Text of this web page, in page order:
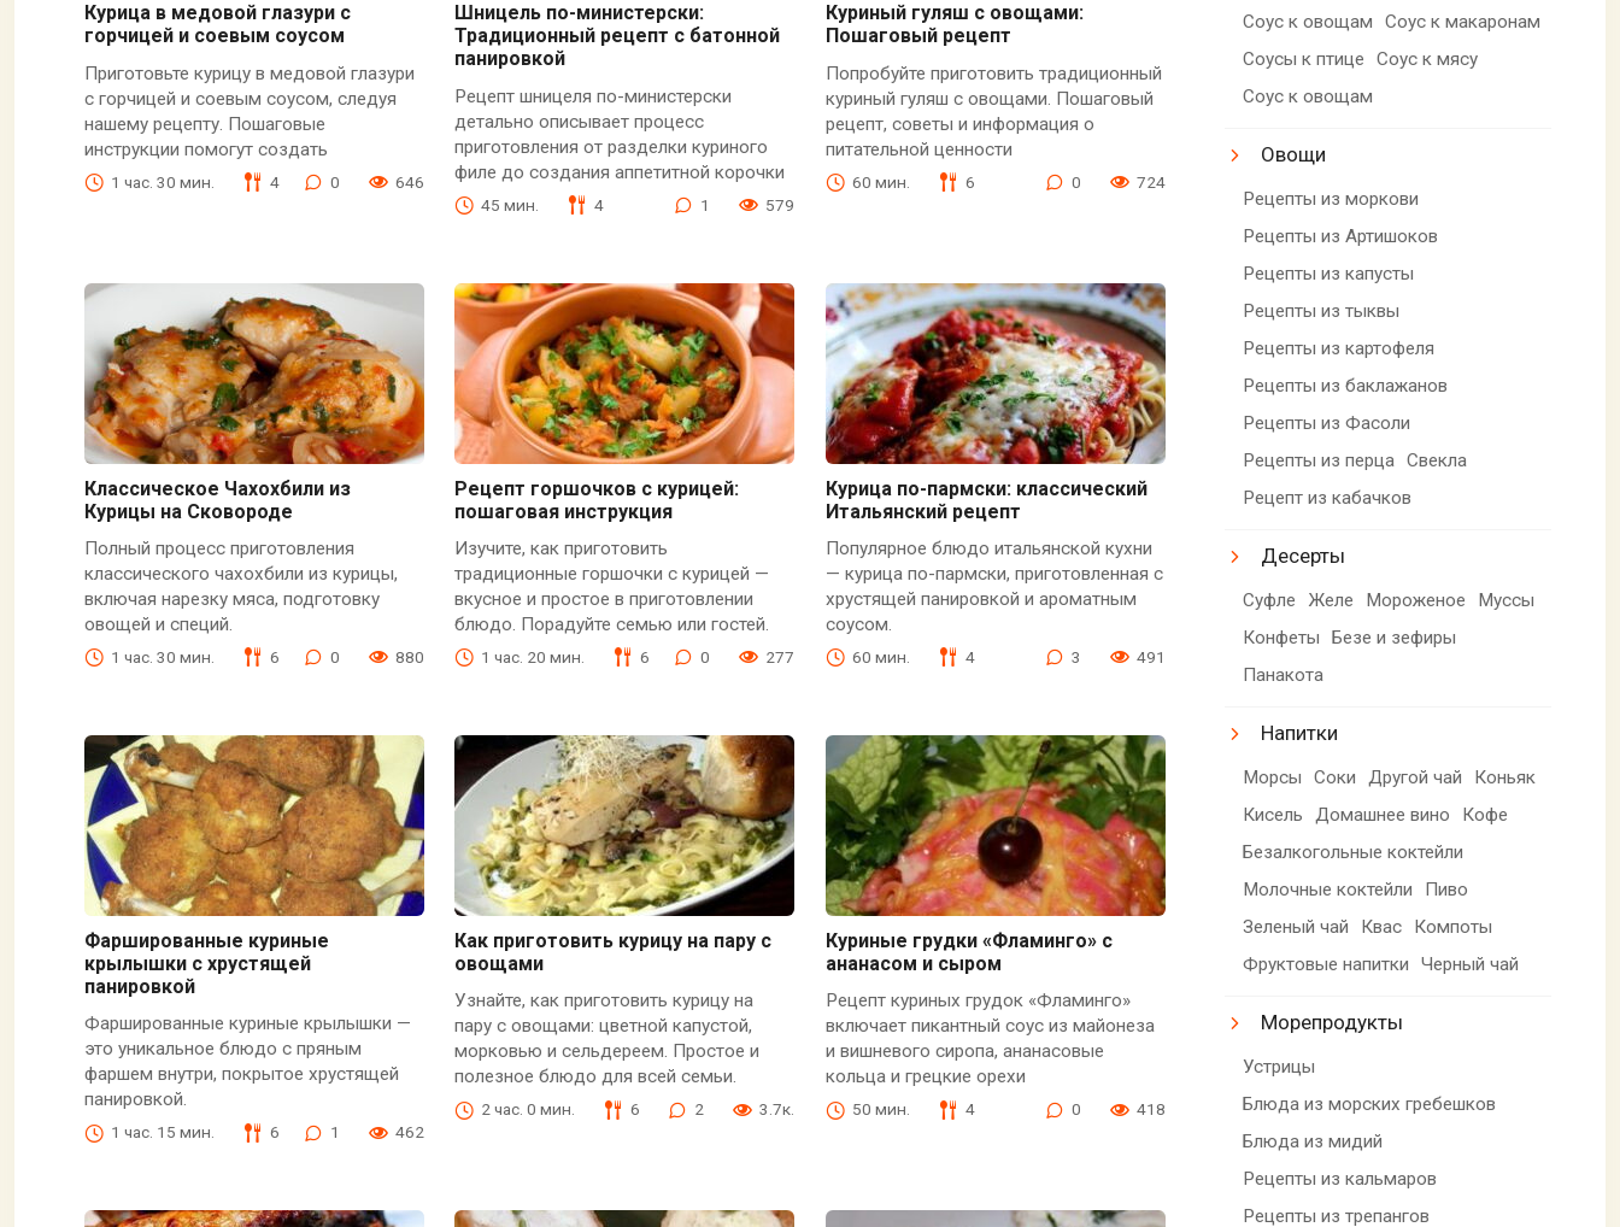
Курица в медовой глазури с
горчицей и соевым соусом
Приготовьте курицу в медовой глазури
с горчицей и соевым соусом, следуя
нашему рецепту. Пошаговые
инструкции помогут создать
1 час. 30 мин. 4 0 646
Шницель по-министерски:
Традиционный рецепт с батонной
панировкой
Рецепт шницеля по-министерски
детально описывает процесс
приготовления от разделки куриного
филе до создания аппетитной корочки
45 мин. 4 1 579
Куриный гуляш с овощами:
Пошаговый рецепт
Попробуйте приготовить традиционный
куриный гуляш с овощами. Пошаговый
рецепт, советы и информация о
питательной ценности
60 мин. 6 0 724
Классическое Чахохбили из
Курицы на Сковороде
Полный процесс приготовления
классического чахохбили из курицы,
включая нарезку мяса, подготовку
овощей и специй.
1 час. 30 мин. 6 0 880
Рецепт горшочков с курицей:
пошаговая инструкция
Изучите, как приготовить
традиционные горшочки с курицей —
вкусное и простое в приготовлении
блюдо. Порадуйте семью или гостей.
1 час. 20 мин. 6 0 277
Курица по-пармски: классический
Итальянский рецепт
Популярное блюдо итальянской кухни
— курица по-пармски, приготовленная с
хрустящей панировкой и ароматным
соусом.
60 мин. 4 3 491
Фаршированные куриные
крылышки с хрустящей
панировкой
Фаршированные куриные крылышки —
это уникальное блюдо с пряным
фаршем внутри, покрытое хрустящей
панировкой.
1 час. 15 мин. 6 1 462
Как приготовить курицу на пару с
овощами
Узнайте, как приготовить курицу на
пару с овощами: цветной капустой,
морковью и сельдереем. Простое и
полезное блюдо для всей семьи.
2 час. 0 мин. 6 2 3.7к.
Куриные грудки «Фламинго» с
ананасом и сыром
Рецепт куриных грудок «Фламинго»
включает пикантный соус из майонеза
и вишневого сиропа, ананасовые
кольца и грецкие орехи
50 мин. 4 0 418
Соус к овощам
Соус к макаронам
Соусы к птице
Соус к мясу
Соус к овощам
Овощи
Рецепты из моркови
Рецепты из Артишоков
Рецепты из капусты
Рецепты из тыквы
Рецепты из картофеля
Рецепты из баклажанов
Рецепты из Фасоли
Рецепты из перца Свекла
Рецепт из кабачков
Десерты
Суфле Желе Мороженое
Муссы
Конфеты
Безе и зефиры
Панакота
Напитки
Морсы Соки Другой чай
Коньяк
Кисель
Домашнее вино
Кофе
Безалкогольные коктейли
Молочные коктейли
Пиво
Зеленый чай
Квас
Компоты
Фруктовые напитки
Черный чай
Морепродукты
Устрицы
Блюда из морских гребешков
Блюда из мидий
Рецепты из кальмаров
Рецепты из трепангов